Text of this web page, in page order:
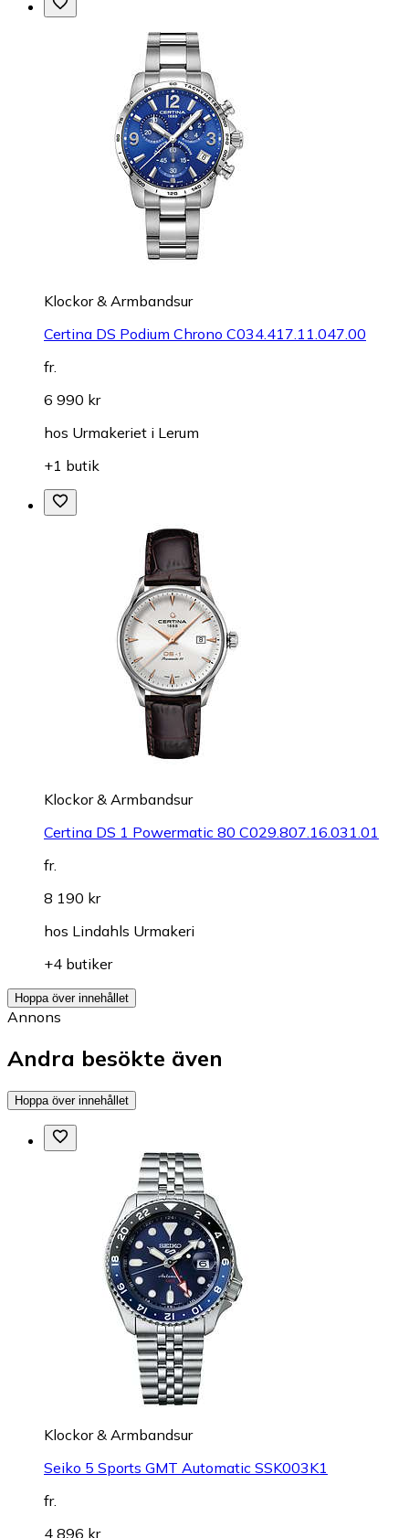
Klockor & Armbandsur
Certina DS Podium Chrono C034.417.11.047.00
fr.
6 990 kr
hos Urmakeriet i Lerum
+1 butik
Klockor & Armbandsur
Certina DS 1 Powermatic 80 C029.807.16.031.01
fr.
8 190 kr
hos Lindahls Urmakeri
+4 butiker
Hoppa över innehållet
Annons
Andra besökte även
Hoppa över innehållet
Klockor & Armbandsur
Seiko 5 Sports GMT Automatic SSK003K1
fr.
4 896 kr